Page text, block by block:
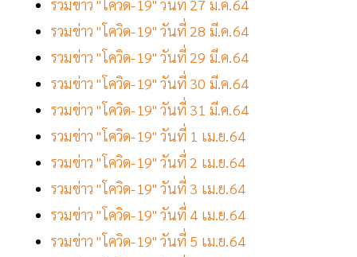
รวมข่าว "โควิด-19" วันที่ 27 มี.ค.64
รวมข่าว "โควิด-19" วันที่ 28 มี.ค.64
รวมข่าว "โควิด-19" วันที่ 29 มี.ค.64
รวมข่าว "โควิด-19" วันที่ 30 มี.ค.64
รวมข่าว "โควิด-19" วันที่ 31 มี.ค.64
รวมข่าว "โควิด-19" วันที่ 1 เม.ย.64
รวมข่าว "โควิด-19" วันที่ 2 เม.ย.64
รวมข่าว "โควิด-19" วันที่ 3 เม.ย.64
รวมข่าว "โควิด-19" วันที่ 4 เม.ย.64
รวมข่าว "โควิด-19" วันที่ 5 เม.ย.64